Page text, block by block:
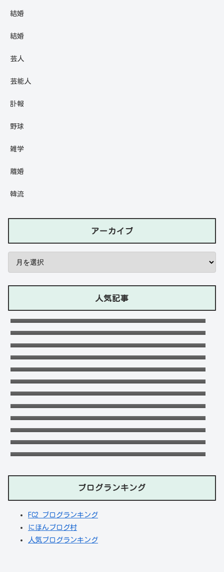
結婚
結婚
芸人
芸能人
訃報
野球
雑学
離婚
韓流
アーカイブ
人気記事
石川ケニーは父と兄は野球選手で母親はアメ
リカ人のハーフ！7人大家族！
Lazの彼女や身長に大学・年齢は？イケメン
プロゲーマーの経歴！【ZETA】
竹下パラダイスだーご本名や年齢に身長は？
恋愛対象やイケメンかも調査！
千早茜の恋人や結婚した夫は誰？子供や本名
に高校は？引越は離婚が理由？
可愛い政田夢乃選手に彼氏の存在が気にな
る！本当に不倫をしているのか？家族構成が
どうなっているのか？を徹底調査！
末永けいの経歴や学歴(高校大学)は？妻(嫁)
は末永ゆかりで離婚した？
福田こうへいの結婚相手の嫁(妻)や子供
(娘・息子)など家族構成まとめ！
おだけいの元カノ人気歌手はちゃんみな！過
去の匂わせや動画流出の犯人は？
デジポリスは東京だけ？大阪や埼玉・神奈
川・愛知など他の地域にもある？
ドンマイ川端は結婚した嫁がいる？母親・兄
妹・父親に年収や学歴経歴も！
フジロック2023民間駐車場予約方法！当日受
付や出し入れOKか調査！
五条院凌のすっぴんや足太い画像がヤバい！
本当は美脚でスタイル良い？
ブログランキング
FC2 ブログランキング
にほんブログ村
人気ブログランキング